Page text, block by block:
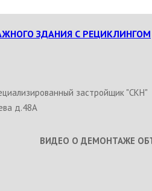
ЗДАНИЯ С РЕЦИКЛИНГОМ
застройщик "СКН"
д.48А
ВИДЕО О ДЕМОНТАЖЕ